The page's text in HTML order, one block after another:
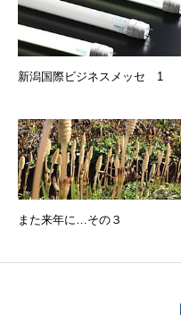
新潟国際ビジネスメッセ 1
また来年に…その３